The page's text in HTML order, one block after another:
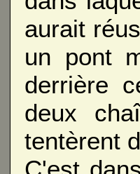
aurait
un pont
derrière
deux
tentèrent